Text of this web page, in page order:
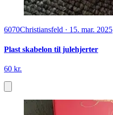
6070Christiansfeld · 15. mar. 2025
Plast skabelon til julehjerter
60 kr.